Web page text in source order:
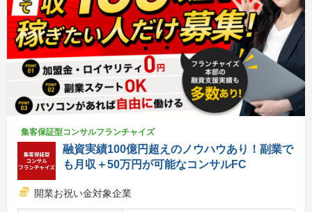
集客保証型コンサルフランチャイズ
融資実績100億円超えのノウハウあり！副業で
も月収＋50万円が可能なコンサルFC
開業お祝い金対象企業